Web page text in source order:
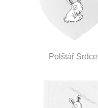
Polštář Srdce